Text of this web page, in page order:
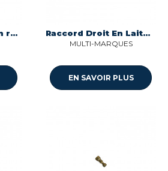
Raccord droit laiton reduit 6/5 nr ms 00 Multi-marques Raccord Droit En Laiton Reduit Sélection
MULTI-MARQUES
EN SAVOIR PLUS